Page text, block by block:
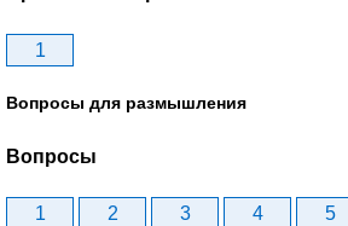
1
Вопросы для размышления
Вопросы
1 2 3 4 5